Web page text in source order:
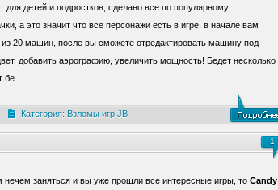
для детей и подростков, сделано все по популярному
а это значит что все персонажи есть в игре, в начале вам
20 машин, после вы сможете отредактировать машину под
добавить аэрографию, увеличить мощность! Бедет несколько
...
Категория: Взломы игр JB
1
нечем заняться и вы уже прошли все интересные игры, то Candy